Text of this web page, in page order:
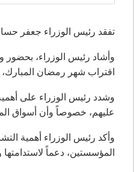
تفقد رئيس الوزراء جعفر
وأشاد رئيس الوزراء، بحضور
اقتراب شهر رمضان المبارك،
وشدد رئيس الوزراء على
عليهم، خصوصاً وأن أسواق
وأكد رئيس الوزراء أهمية
المؤسستين، دعماً